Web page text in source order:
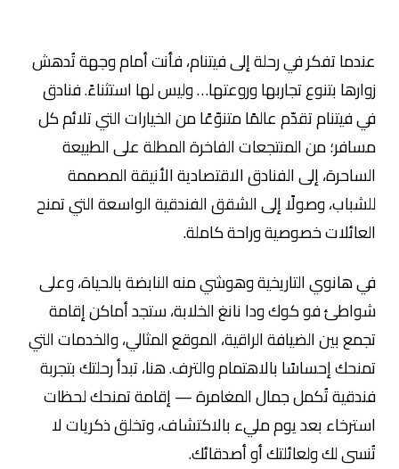
عندما تفكر في رحلة إلى فيتنام، فأنت أمام وجهة تُدهش
زوارها بتنوع تجاربها وروعتها… وليس لها استثناءً. فنادق
في فيتنام تقدّم عالمًا متنوّعًا من الخيارات التي تلائم كل
مسافر؛ من المنتجعات الفاخرة المطلة على الطبيعة
الساحرة، إلى الفنادق الاقتصادية الأنيقة المصممة
للشباب، وصولًا إلى الشقق الفندقية الواسعة التي تمنح
العائلات خصوصية وراحة كاملة.
في هانوي التاريخية وهوشي منه النابضة بالحياة، وعلى
شواطئ فو كوك ودا نانغ الخلابة، ستجد أماكن إقامة
تجمع بين الضيافة الراقية، الموقع المثالي، والخدمات التي
تمنحك إحساسًا بالاهتمام والترف. هنا، تبدأ رحلتك بتجربة
فندقية تُكمل جمال المغامرة — إقامة تمنحك لحظات
استرخاء بعد يوم مليء بالاكتشاف، وتخلق ذكريات لا
تُنسى لك ولعائلتك أو أصدقائك.